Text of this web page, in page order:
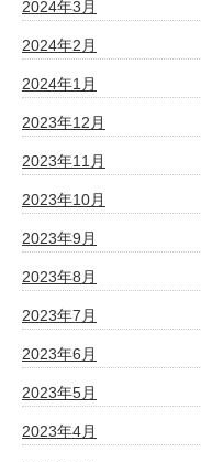
2024年3月
2024年2月
2024年1月
2023年12月
2023年11月
2023年10月
2023年9月
2023年8月
2023年7月
2023年6月
2023年5月
2023年4月